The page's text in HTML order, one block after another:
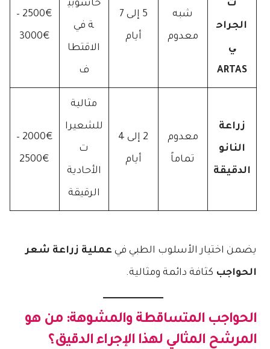
ت
الجراح
ي
ARTAS
شبه
معدوم
5 إلى 7
أيام
حاسوبي
ة في
الاقتطا
ف
2500€ –
3000€
زراعة
النانو
الدقيقة
معدوم
تماماً
2 إلى 4
أيام
مثالية
للشعيرا
ت
الأحادية
الرقيقة
2000€ –
2500€
يضمن اختيار الأسلوب الطبي في عملية زراعة شعر
الحواجب كثافة دائمة ومثالية.
الحواجب المتساقطة والمشوهة: من هو
المرشح المثالي لهذا الإجراء الدقيق؟